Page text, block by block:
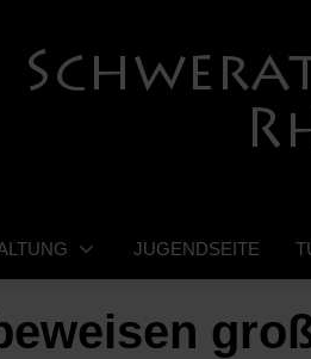
JUGENDSEITE